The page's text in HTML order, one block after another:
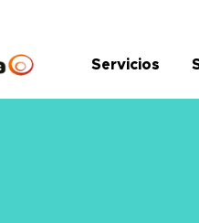
Servicios